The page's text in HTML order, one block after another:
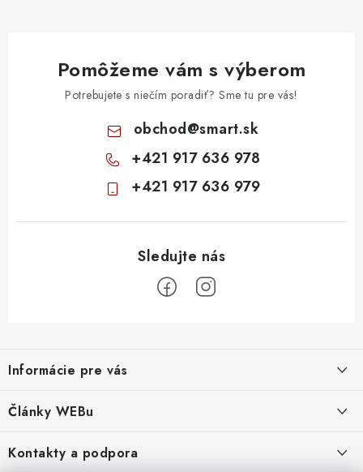
Pomôžeme vám s výberom
Potrebujete s niečím poradiť? Sme tu pre vás!
obchod@smart.sk
+421 917 636 978
+421 917 636 979
p
ä
Informácie pre vás
Obchodné podmienky
Moja objednávka
Články WEBu
Dôležité oznamy
16.6.2026
Kontakty a podpora